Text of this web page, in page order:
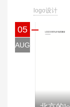
logo设计
05
AUG